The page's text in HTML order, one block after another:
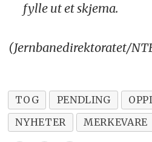
fylle ut et skjema.
(Jernbanedirektoratet/
TOG PENDLING
NYHETER
MERKEVARE